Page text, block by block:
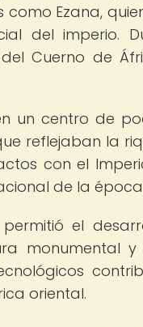
como Ezana,
del imperio.
Cuerno de
un centro de
reflejaban la
con el
de la
el
monumental
oriental.